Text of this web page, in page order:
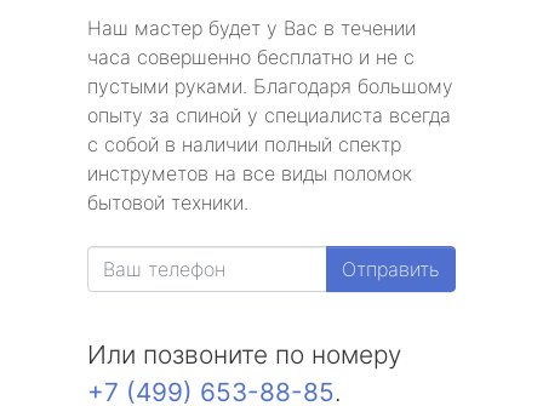
Наш мастер будет у Вас в течении
часа совершенно бесплатно и не с
пустыми руками. Благодаря большому
опыту за спиной у специалиста всегда
с собой в наличии полный спектр
инструметов на все виды поломок
бытовой техники.
Отправить
Или позвоните по номеру
+7 (499) 653-88-85.